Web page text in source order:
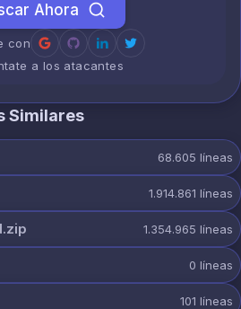
Ahora
con
a los atacantes
Similares
68.605 líneas
1.914.861 líneas
1.354.965 líneas
0 líneas
101 líneas